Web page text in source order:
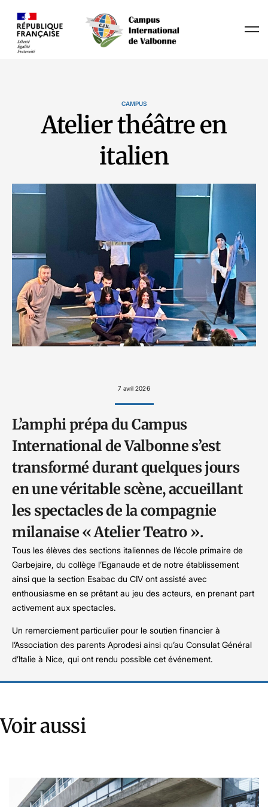
CAMPUS
Atelier théâtre en
italien
7 avril 2026
L’amphi prépa du Campus
International de Valbonne s’est
transformé durant quelques jours
en une véritable scène, accueillant
les spectacles de la compagnie
milanaise « Atelier Teatro ».
Tous les élèves des sections italiennes de l’école primaire de
Garbejaire, du collège l’Eganaude et de notre établissement
ainsi que la section Esabac du CIV ont assisté avec
enthousiasme en se prêtant au jeu des acteurs, en prenant part
activement aux spectacles.
Un remerciement particulier pour le soutien financier à
l’Association des parents Aprodesi ainsi qu’au Consulat Général
d’Italie à Nice, qui ont rendu possible cet événement.
Voir aussi